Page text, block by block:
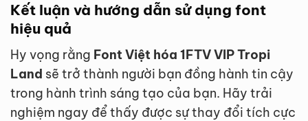
Kết luận và hướng dẫn sử dụng font
hiệu quả
Hy vọng rằng Font Việt hóa 1FTV VIP Tropi
Land sẽ trở thành người bạn đồng hành tin cậy
trong hành trình sáng tạo của bạn. Hãy trải
nghiệm ngay để thấy được sự thay đổi tích cực